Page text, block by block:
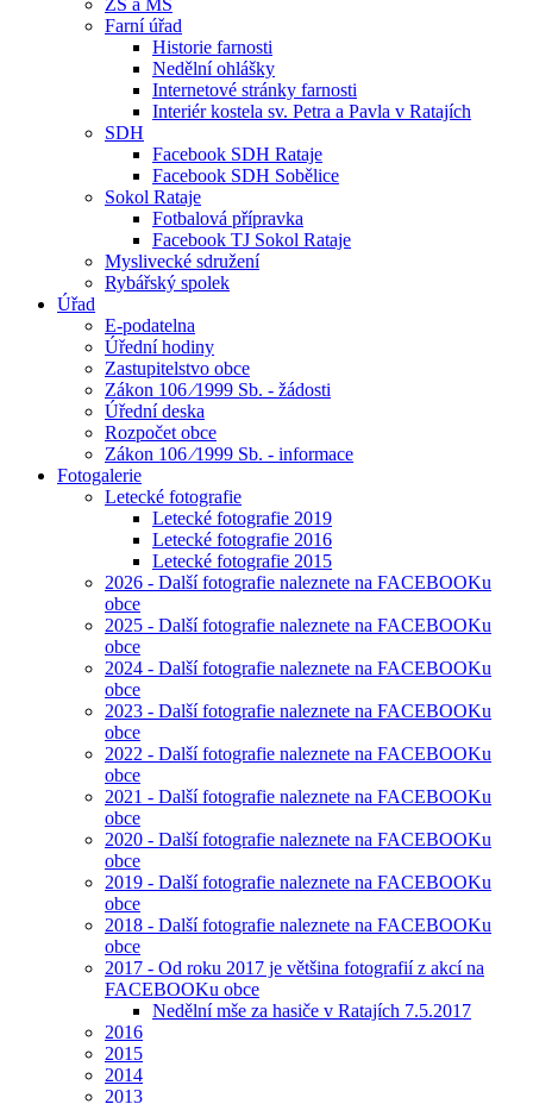
ZŠ a MŠ
Farní úřad
Historie farnosti
Nedělní ohlášky
Internetové stránky farnosti
Interiér kostela sv. Petra a Pavla v Ratajích
SDH
Facebook SDH Rataje
Facebook SDH Sobělice
Sokol Rataje
Fotbalová přípravka
Facebook TJ Sokol Rataje
Myslivecké sdružení
Rybářský spolek
Úřad
E-podatelna
Úřední hodiny
Zastupitelstvo obce
Zákon 106 ⁄1999 Sb. - žádosti
Úřední deska
Rozpočet obce
Zákon 106 ⁄1999 Sb. - informace
Fotogalerie
Letecké fotografie
Letecké fotografie 2019
Letecké fotografie 2016
Letecké fotografie 2015
2026 - Další fotografie naleznete na FACEBOOKu
obce
2025 - Další fotografie naleznete na FACEBOOKu
obce
2024 - Další fotografie naleznete na FACEBOOKu
obce
2023 - Další fotografie naleznete na FACEBOOKu
obce
2022 - Další fotografie naleznete na FACEBOOKu
obce
2021 - Další fotografie naleznete na FACEBOOKu
obce
2020 - Další fotografie naleznete na FACEBOOKu
obce
2019 - Další fotografie naleznete na FACEBOOKu
obce
2018 - Další fotografie naleznete na FACEBOOKu
obce
2017 - Od roku 2017 je většina fotografií z akcí na
FACEBOOKu obce
Nedělní mše za hasiče v Ratajích 7.5.2017
2016
2015
2014
2013